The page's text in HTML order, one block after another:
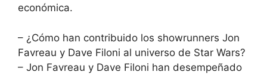
económica.
– ¿Cómo han contribuido los showrunners Jon
Favreau y Dave Filoni al universo de Star Wars?
– Jon Favreau y Dave Filoni han desempeñado